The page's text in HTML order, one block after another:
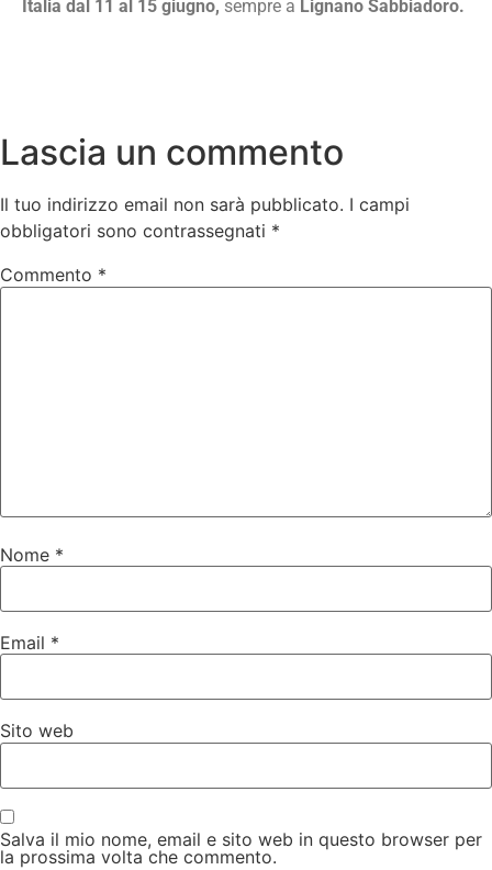
Italia dal 11 al 15 giugno, sempre a Lignano Sabbiadoro.
Lascia un commento
Il tuo indirizzo email non sarà pubblicato. I campi
obbligatori sono contrassegnati *
Commento *
Nome *
Email *
Sito web
Salva il mio nome, email e sito web in questo browser per
la prossima volta che commento.